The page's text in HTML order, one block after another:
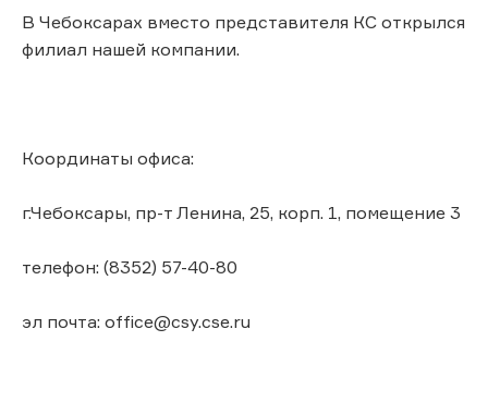
В Чебоксарах вместо представителя КС открылся
филиал нашей компании.
Координаты офиса:
г.Чебоксары, пр-т Ленина, 25, корп. 1, помещение 3
телефон: (8352) 57-40-80
эл почта: office@csy.cse.ru